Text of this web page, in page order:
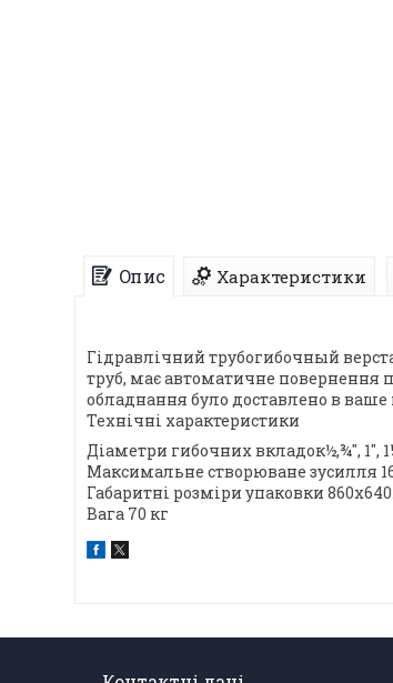
Опис Характеристики
Гідравлічний трубогибочный
труб, має автоматичне повернення
обладнання було доставлено в ваше
Технічні характеристики
Діаметри гибочних вкладок½,¾", 1",
Максимальне створюване зусилля
Габаритні розміри упаковки
Вага 70 кг